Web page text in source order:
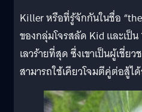
Killer หรือที่รู้จักกันในชื่อ
ของกลุ่มโจรสลัด Kid และเป็น
เลวร้ายที่สุด ซึ่งเขาเป็นผู้เชี่
สามารถใช้เคียวโจมตีคู่ต่อสู้ได้